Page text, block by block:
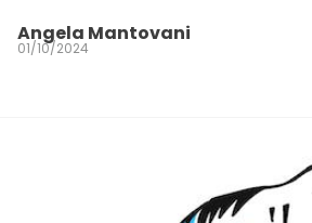
Angela Mantovani
01/10/2024